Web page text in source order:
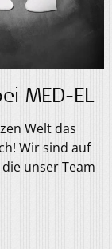
MED-EL
Welt das
Wir sind auf
unser Team